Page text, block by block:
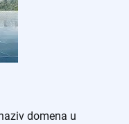
domena u